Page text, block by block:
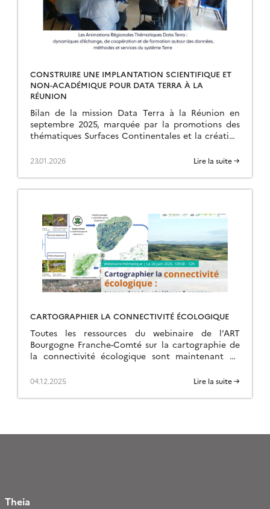
CONSTRUIRE UNE IMPLANTATION SCIENTIFIQUE ET
NON-ACADÉMIQUE POUR DATA TERRA À LA
RÉUNION
Bilan de la mission Data Terra à la Réunion en
septembre 2025, marquée par la promotions des
thématiques Surfaces Continentales et la création
23.01.2026 Lire la suite →
CARTOGRAPHIER LA CONNECTIVITÉ ÉCOLOGIQUE
Toutes les ressources du webinaire de l’ART
Bourgogne Franche-Comté sur la cartographie de
la connectivité écologique sont maintenant en
04.12.2025 Lire la suite →
Theia